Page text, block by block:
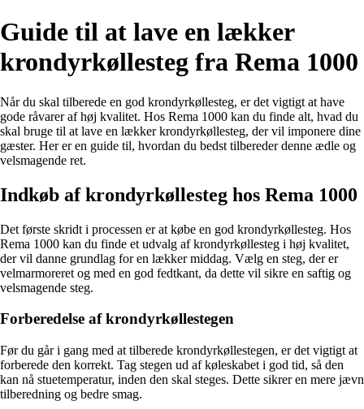
Guide til at lave en lækker
krondyrkøllesteg fra Rema 1000
Når du skal tilberede en god krondyrkøllesteg, er det vigtigt at have
gode råvarer af høj kvalitet. Hos Rema 1000 kan du finde alt, hvad du
skal bruge til at lave en lækker krondyrkøllesteg, der vil imponere dine
gæster. Her er en guide til, hvordan du bedst tilbereder denne ædle og
velsmagende ret.
Indkøb af krondyrkøllesteg hos Rema 1000
Det første skridt i processen er at købe en god krondyrkøllesteg. Hos
Rema 1000 kan du finde et udvalg af krondyrkøllesteg i høj kvalitet,
der vil danne grundlag for en lækker middag. Vælg en steg, der er
velmarmoreret og med en god fedtkant, da dette vil sikre en saftig og
velsmagende steg.
Forberedelse af krondyrkøllestegen
Før du går i gang med at tilberede krondyrkøllestegen, er det vigtigt at
forberede den korrekt. Tag stegen ud af køleskabet i god tid, så den
kan nå stuetemperatur, inden den skal steges. Dette sikrer en mere jævn
tilberedning og bedre smag.